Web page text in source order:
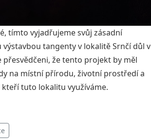
tímto vyjadřujeme svůj zásadní
tangenty v lokalitě Srnčí důl v
přesvědčeni, že tento projekt by měl
na místní přírodu, životní prostředí a
kteří tuto lokalitu využíváme.